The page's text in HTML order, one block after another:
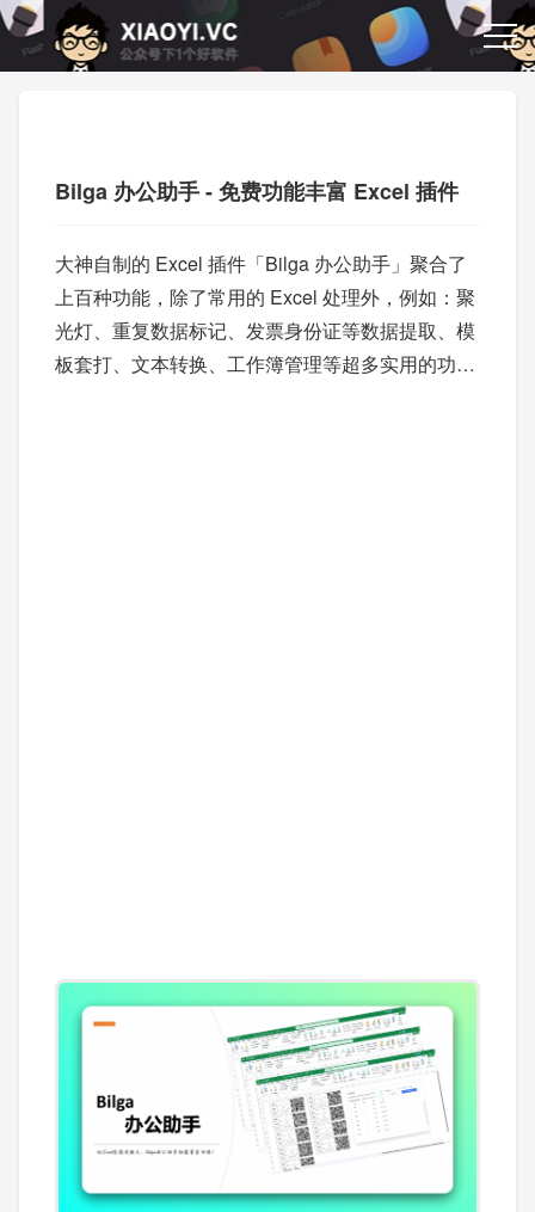
Bilga 办公助手 - 免费功能丰富 Excel 插件
大神自制的 Excel 插件「Bilga 办公助手」聚合了
上百种功能，除了常用的 Excel 处理外，例如：聚
光灯、重复数据标记、发票身份证等数据提取、模
板套打、文本转换、工作簿管理等超多实用的功